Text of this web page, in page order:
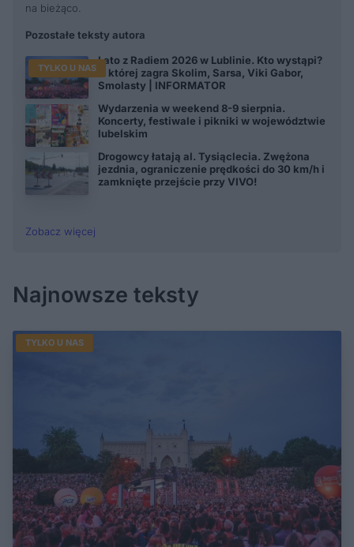
na bieżąco.
Pozostałe teksty autora
TYLKO U NAS
Lato z Radiem 2026 w Lublinie. Kto wystąpi?
O której zagra Skolim, Sarsa, Viki Gabor,
Smolasty | INFORMATOR
Wydarzenia w weekend 8-9 sierpnia.
Koncerty, festiwale i pikniki w województwie
lubelskim
Drogowcy łatają al. Tysiąclecia. Zwężona
jezdnia, ograniczenie prędkości do 30 km/h i
zamknięte przejście przy VIVO!
Zobacz więcej
Najnowsze teksty
TYLKO U NAS